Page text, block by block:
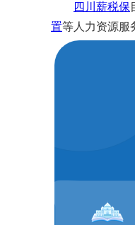
四川薪税保
置等人力资源服